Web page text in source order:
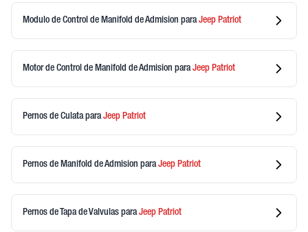
Modulo de Control de Manifold de Admision paraJeep Patriot
Motor de Control de Manifold de Admision paraJeep Patriot
Pernos de CulataparaJeep Patriot
Pernos de Manifold de Admision paraJeep Patriot
Pernos de Tapa de Valvulas paraJeep Patriot